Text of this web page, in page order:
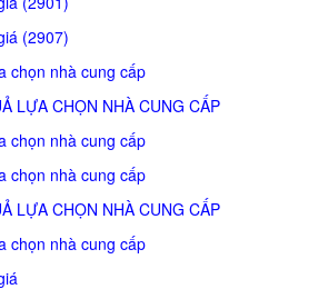
(2907)
chọn nhà cung cấp
LỰA CHỌN NHÀ CUNG CẤP
chọn nhà cung cấp
chọn nhà cung cấp
LỰA CHỌN NHÀ CUNG CẤP
chọn nhà cung cấp